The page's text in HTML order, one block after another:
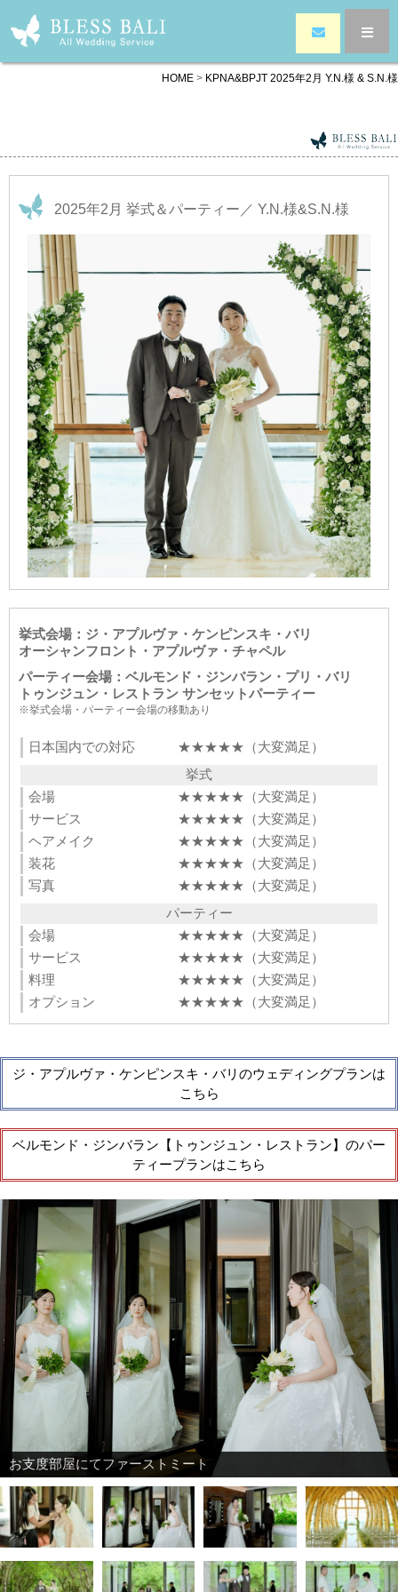
HOME > KPNA&BPJT 2025年2月 Y.N.様 & S.N.様
2025年2月 挙式＆パーティー／ Y.N.様&S.N.様
挙式会場：ジ・アプルヴァ・ケンピンスキ・バリ
オーシャンフロント・アプルヴァ・チャペル
パーティー会場：ベルモンド・ジンバラン・プリ・バリ
トゥンジュン・レストラン サンセットパーティー
※挙式会場・パーティー会場の移動あり
日本国内での対応
★★★★★（大変満足）
挙式
会場
★★★★★（大変満足）
サービス
★★★★★（大変満足）
ヘアメイク
★★★★★（大変満足）
装花
★★★★★（大変満足）
写真
★★★★★（大変満足）
パーティー
会場
★★★★★（大変満足）
サービス
★★★★★（大変満足）
料理
★★★★★（大変満足）
オプション
★★★★★（大変満足）
ジ・アプルヴァ・ケンピンスキ・バリのウェディングプランは
こちら
ベルモンド・ジンバラン【トゥンジュン・レストラン】のパー
ティープランはこちら
お支度部屋にてファーストミート